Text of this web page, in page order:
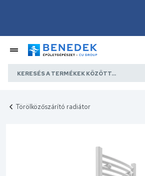
Törölközőszárító radiátor